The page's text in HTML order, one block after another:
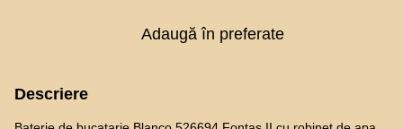
Adaugă în preferate
Descriere